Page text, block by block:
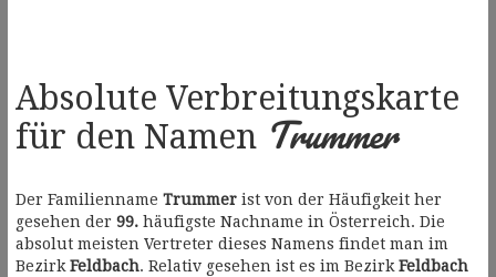
Absolute Verbreitungskarte
für den Namen Trummer
Der Familienname Trummer ist von der Häufigkeit her
gesehen der 99. häufigste Nachname in Österreich. Die
absolut meisten Vertreter dieses Namens findet man im
Bezirk Feldbach. Relativ gesehen ist es im Bezirk Feldbach